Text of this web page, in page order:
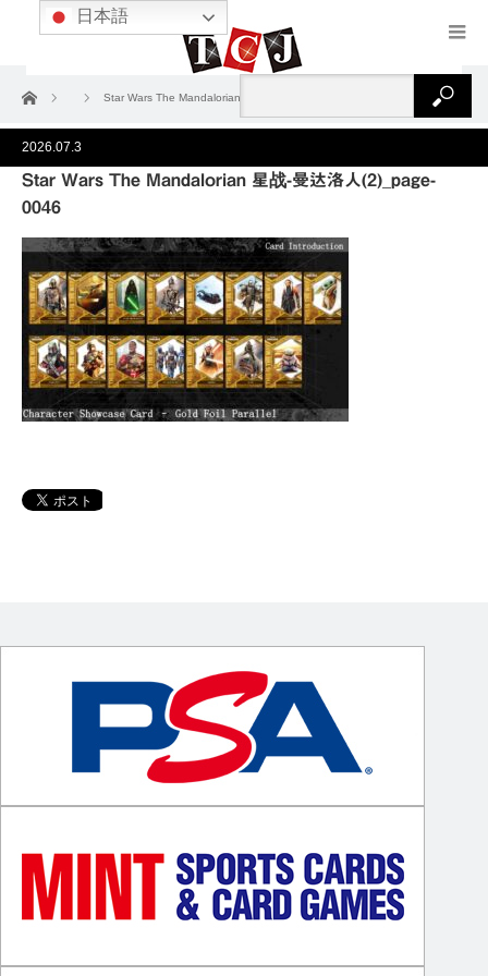
ホーム Star Wars The Mandalorian 星战-曼达洛人(2)_page-0046
2026.07.3
Star Wars The Mandalorian 星战-曼达洛人(2)_page-
0046
日本語